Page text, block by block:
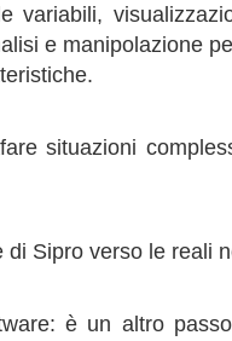
variabili,
e manipolazione
situazioni
Sipro verso le reali
è un altro